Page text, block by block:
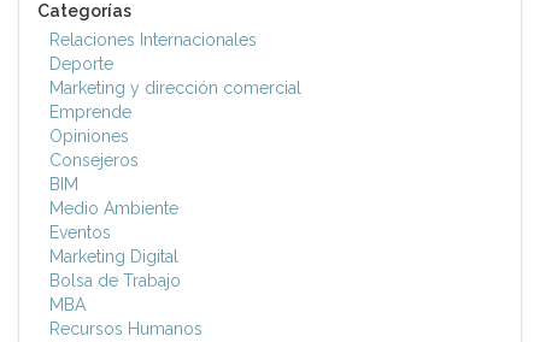
Categorías
Relaciones Internacionales
Deporte
Marketing y dirección comercial
Emprende
Opiniones
Consejeros
BIM
Medio Ambiente
Eventos
Marketing Digital
Bolsa de Trabajo
MBA
Recursos Humanos